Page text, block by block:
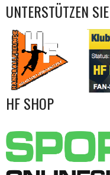
UNTERSTÜTZEN
HF SHOP